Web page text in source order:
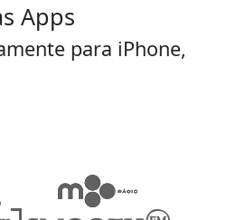
Apps
para iPhone,